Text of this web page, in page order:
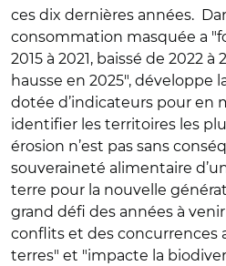
ces dix dernières années.
consommation masquée a
2015 à 2021, baissé de 2022
hausse en 2025", développe
dotée d’indicateurs pour en
identifier les territoires les
érosion n’est pas sans
souveraineté alimentaire
terre pour la nouvelle
grand défi des années à
conflits et des concurrences
terres" et "impacte la